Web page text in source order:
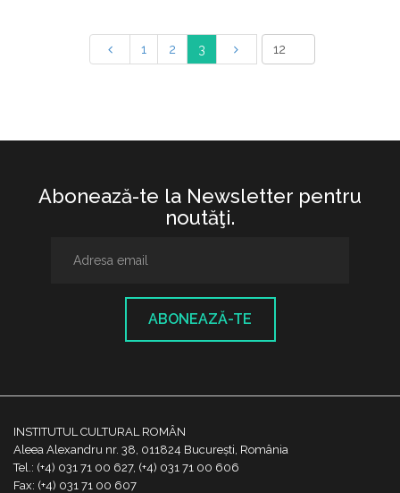
1 2 3
Abonează-te la Newsletter pentru
noutăţi.
ABONEAZĂ-TE
INSTITUTUL CULTURAL ROMÂN
Aleea Alexandru nr. 38, 011824 București, România
Tel.: (+4) 031 71 00 627, (+4) 031 71 00 606
Fax: (+4) 031 71 00 607